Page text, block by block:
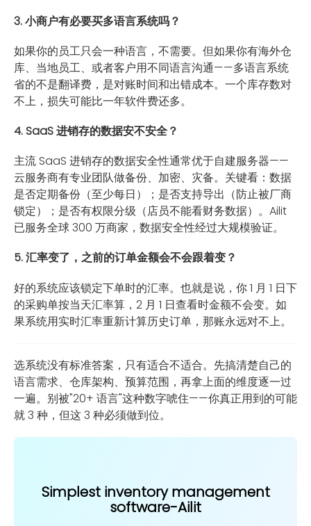
3. 小商户有必要买多语言系统吗？
如果你的员工只会一种语言，不需要。但如果你有海外仓
库、当地员工、或者客户用不同语言沟通——多语言系统
省的不是翻译费，是对账时间和出错成本。一个库存数对
不上，损失可能比一年软件费还多。
4. SaaS 进销存的数据安不安全？
主流 SaaS 进销存的数据安全性通常优于自建服务器——
云服务商有专业团队做备份、加密、灾备。关键看：数据
是否定期备份（至少每日）；是否支持导出（防止被厂商
锁定）；是否有权限分级（店员不能看财务数据）。Ailit
已服务全球 300 万商家，数据安全性经过大规模验证。
5. 汇率变了，之前的订单金额会不会跟着变？
好的系统应该锁定下单时的汇率。也就是说，你 1 月 1 日下
的采购单按当天汇率算，2 月 1 日查看时金额不会变。如
果系统用实时汇率重新计算历史订单，那账永远对不上。
选系统没有标准答案，只有适合不适合。先搞清楚自己的
语言需求、仓库架构、预算范围，再拿上面的维度逐一过
一遍。别被"20+ 语言"这种数字唬住——你真正用到的可能
就 3 种，但这 3 种必须做到位。
Simplest inventory management
software-Ailit